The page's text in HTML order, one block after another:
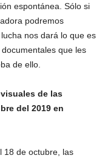
espontánea. Sólo si
podremos
nos dará lo que es
que les
de ello.
de las
del 2019 en
18 de octubre, las